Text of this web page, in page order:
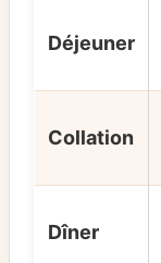
Déjeuner
Collation
Dîner